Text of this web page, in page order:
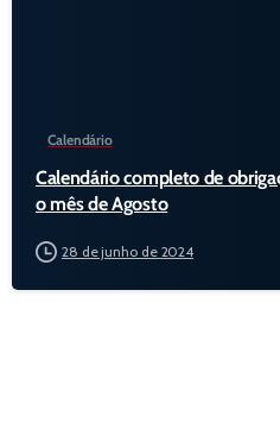
Calendário
Calendário completo de
o mês de Agosto
28 de junho de 2024